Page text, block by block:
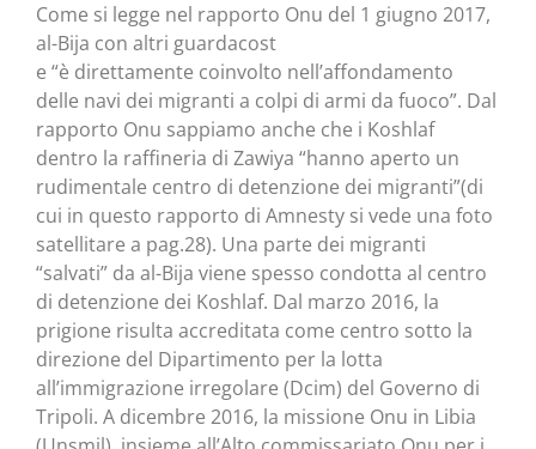
Come si legge nel rapporto Onu del 1 giugno 2017,
al-Bija con altri guardacost
e “è direttamente coinvolto nell’affondamento
delle navi dei migranti a colpi di armi da fuoco”. Dal
rapporto Onu sappiamo anche che i Koshlaf
dentro la raffineria di Zawiya “hanno aperto un
rudimentale centro di detenzione dei migranti”(di
cui in questo rapporto di Amnesty si vede una foto
satellitare a pag.28). Una parte dei migranti
“salvati” da al-Bija viene spesso condotta al centro
di detenzione dei Koshlaf. Dal marzo 2016, la
prigione risulta accreditata come centro sotto la
direzione del Dipartimento per la lotta
all’immigrazione irregolare (Dcim) del Governo di
Tripoli. A dicembre 2016, la missione Onu in Libia